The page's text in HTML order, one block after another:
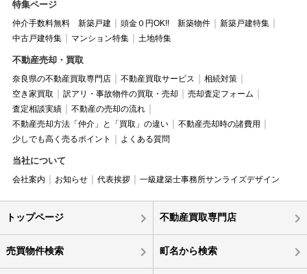
特集ページ
仲介手数料無料 新築戸建 頭金０円OK!! 新築物件
新築戸建特集
中古戸建特集
マンション特集 土地特集
不動産売却・買取
奈良県の不動産買取専門店 不動産買取サービス
相続対策
空き家買取
訳アリ・事故物件の買取・売却
売却査定フォーム
査定相談実績
不動産の売却の流れ
不動産売却方法「仲介」と「買取」の違い
不動産売却時の諸費用
少しでも高く売るポイント
よくある質問
当社について
会社案内 お知らせ 代表挨拶 一級建築士事務所サンライズデザイン
トップページ 不動産買取専門店
売買物件検索 町名から検索